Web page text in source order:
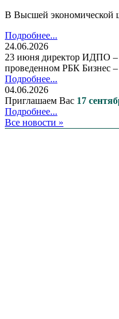
В Высшей экономической
Подробнее...
24.06.2026
23 июня директор ИДПО –
проведенном РБК Бизнес –
Подробнее...
04.06.2026
Приглашаем Вас 17
Подробнее...
Все новости »